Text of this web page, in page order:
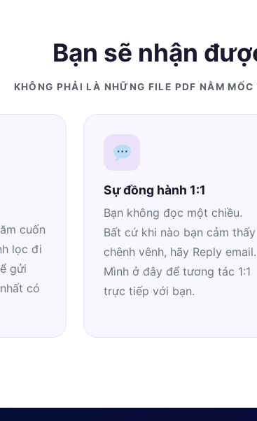
Bạn sẽ nhận
KHÔNG PHẢI LÀ NHỮNG FILE PDF NẰM MỐC
cuốn
lọc đi
gửi
có
Sự đồng hành 1:1
Bạn không đọc một chiều.
Bất cứ khi nào bạn cảm thấy
chênh vênh, hãy Reply email.
Mình ở đây để tương tác 1:1
trực tiếp với bạn.